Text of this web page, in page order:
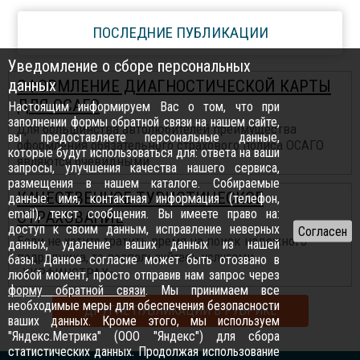
ПОСЛЕДНИЕ ПУБЛИКАЦИИ
ОФОРМЛЕНИЕ ДИАГНОСТИЧЕСКОЙ КАРТЫ
ДЛЯ ОСАГО
Для большинства автолюбителей преимущества
оформления обязательного страхового полиса ОСАГО
являются очевидными
КАЧЕСТВЕННОЕ ТУРИСТИЧЕСКОЕ
СТРАХОВАНИЕ
Если не хотите тратить время на поиск надежного
подрядчика, то воспользуйтесь услугами
«УКРФИНСТРАХ»
ДРУГИЕ ПУБЛИКАЦИИ В РУБРИКЕ
Уведомление о сборе персональных
данных
Настоящим информируем Вас о том, что при
заполнении формы обратной связи на нашем сайте,
вы предоставляете персональные данные,
которые будут использоваться для: ответа на ваши
запросы, улучшения качества нашего сервиса,
размещения в нашем каталоге. Собираемые
данные: имя, контактная информация (телефон,
email), текст сообщения. Вы имеете право на:
доступ к своим данным, исправление неверных
данных, удаление ваших данных из нашей
базы. Данное согласие может быть отозвано в
любой момент, просто отправив нам запрос через
форму обратной связи. Мы принимаем все
необходимые меры для обеспечения безопасности
ваших данных. Кроме этого, мы используем
"Яндекс.Метрика" (ООО "Яндекс") для сбора
статистических данных. Продолжая использование